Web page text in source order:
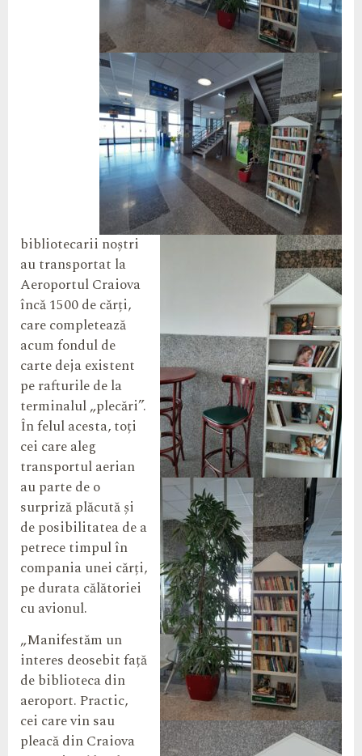
bibliotecarii noștri
au transportat la
Aeroportul Craiova
încă 1500 de cărți,
care completează
acum fondul de
carte deja existent
pe rafturile de la
terminalul „plecări”.
În felul acesta, toți
cei care aleg
transportul aerian
au parte de o
surpriză plăcută și
de posibilitatea de a
petrece timpul în
compania unei cărți,
pe durata călătoriei
cu avionul.
„Manifestăm un
interes deosebit față
de biblioteca din
aeroport. Practic,
cei care vin sau
pleacă din Craiova